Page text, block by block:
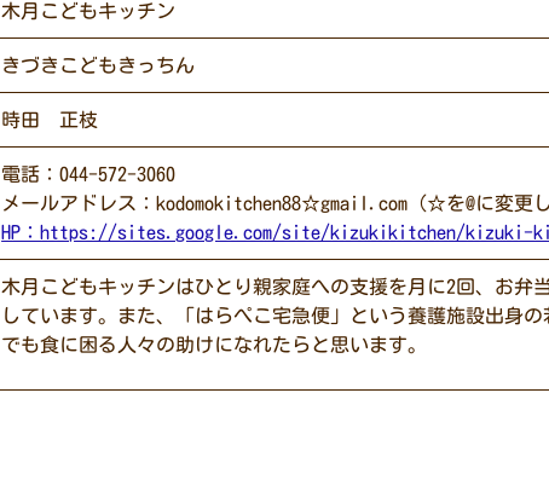
木月こどもキッチン
きづきこどもきっちん
時田 正枝
電話：044-572-3060
メールアドレス：kodomokitchen88☆gmail.com（☆を@に変更
HP： https://sites.google.com/site/kizukikitchen/kizuki-
木月こどもキッチンはひとり親家庭への支援を月に2回、お弁
しています。また、「はらぺこ宅急便」という養護施設出身
でも食に困る人々の助けになれたらと思います。